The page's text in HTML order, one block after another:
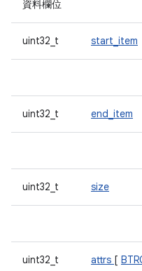
資料欄位
uint32_t start_item
uint32_t end_item
uint32_t size
uint32_t attrs [